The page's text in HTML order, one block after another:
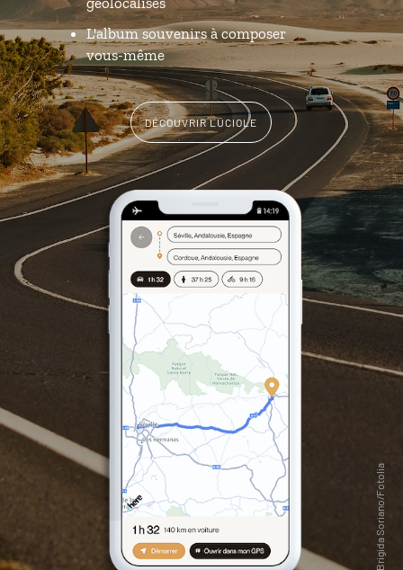
L'album souvenirs à composer
vous-même
DÉCOUVRIR LUCIOLE